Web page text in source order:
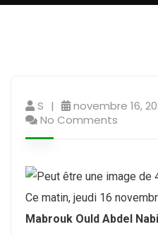
S novembre 16,
No Comments
Ce matin, jeudi 16
Mabrouk Ould Abdel